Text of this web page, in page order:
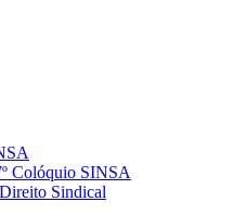
Colóquio SINSA
Sindical